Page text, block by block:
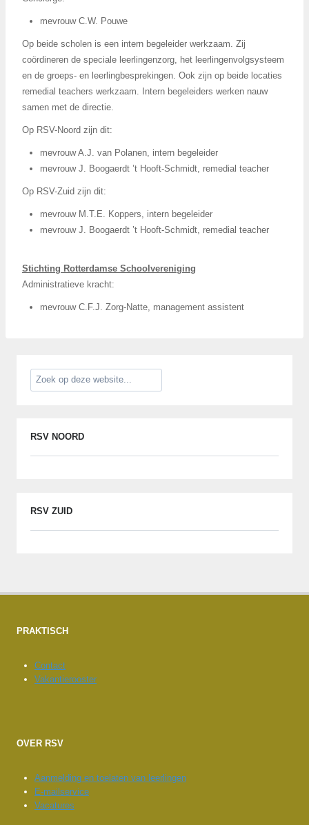
mevrouw C.W. Pouwe
Op beide scholen is een intern begeleider werkzaam. Zij
coördineren de speciale leerlingenzorg, het leerlingenvolgsysteem
en de groeps- en leerlingbesprekingen. Ook zijn op beide locaties
remedial teachers werkzaam. Intern begeleiders werken nauw
samen met de directie.
Op RSV-Noord zijn dit:
mevrouw A.J. van Polanen, intern begeleider
mevrouw J. Boogaerdt ’t Hooft-Schmidt, remedial teacher
Op RSV-Zuid zijn dit:
mevrouw M.T.E. Koppers, intern begeleider
mevrouw J. Boogaerdt ’t Hooft-Schmidt, remedial teacher
Stichting Rotterdamse Schoolvereniging
Administratieve kracht:
mevrouw C.F.J. Zorg-Natte, management assistent
RSV NOORD
RSV ZUID
PRAKTISCH
Contact
Vakantierooster
OVER RSV
Aanmelding en toelaten van leerlingen
E-mailservice
Vacatures